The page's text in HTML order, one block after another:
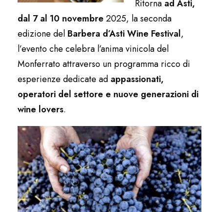
Ritorna ad Asti,
dal 7 al 10 novembre 2025, la seconda
edizione del Barbera d’Asti Wine Festival,
l’evento che celebra l’anima vinicola del
Monferrato attraverso un programma ricco di
esperienze dedicate ad appassionati,
operatori del settore e nuove generazioni di
wine lovers.